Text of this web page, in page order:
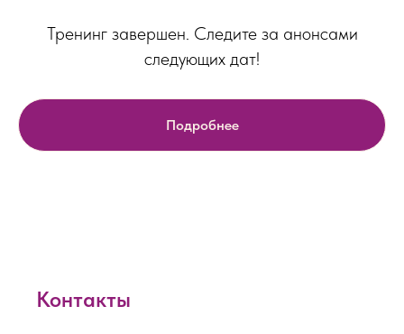
Тренинг завершен. Следите за анонсами
следующих дат!
Подробнее
Контакты